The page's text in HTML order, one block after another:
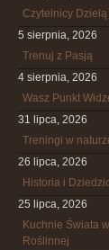
Czytelnicy
5 sierpnia, 2026
Trenuj z Pasją
4 sierpnia, 2026
Wasz Punkt
31 lipca, 2026
Treningi w
26 lipca, 2026
Historia i
25 lipca, 2026
Kuchnie Świata
Roślinnej